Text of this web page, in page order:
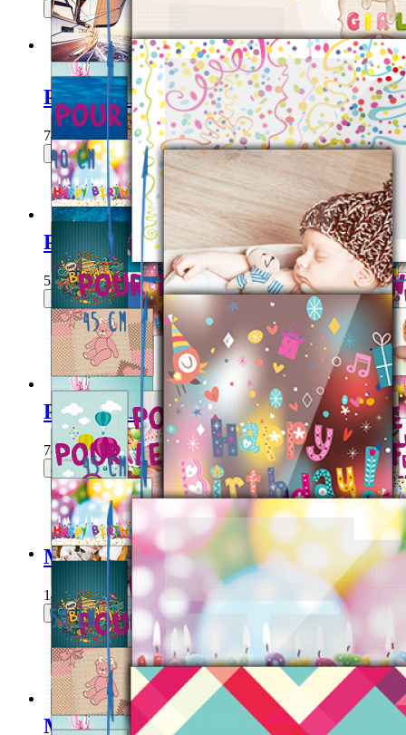
Je choisis ce produit
Poster simple XXXL Passion
740,00 DH
Je choisis ce produit
Poster multi-photos XXL Anniversaire
535,00 DH
Je choisis ce produit
Poster multi-photos XXXL Plage
740,00 DH
Je choisis ce produit
Mini poster multi-photos Anniversaire
145,00 DH
Je choisis ce produit
Mini poster multi-photos medium